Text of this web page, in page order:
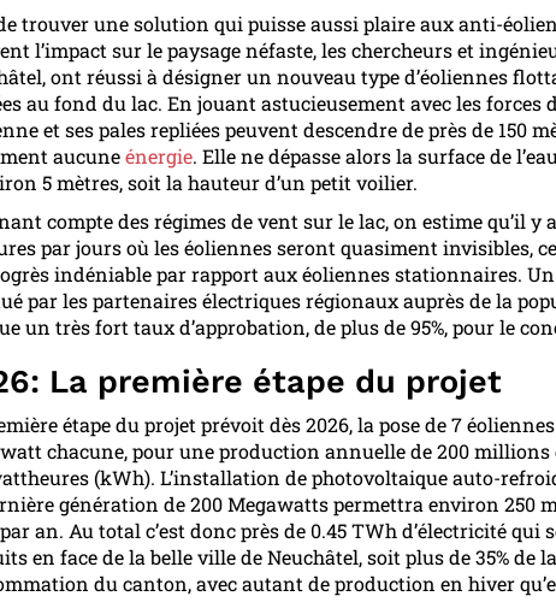
trouver une solution qui puisse aussi plaire aux anti-
l’impact sur le paysage néfaste, les chercheurs et
ont réussi à désigner un nouveau type d’éoliennes
au fond du lac. En jouant astucieusement avec les forces
et ses pales repliées peuvent descendre de près de 150
aucuneénergie. Elle ne dépasse alors la surface de
5 mètres, soit la hauteur d’un petit voilier.
compte des régimes de vent sur le lac, on estime qu’il y
par jours où les éoliennes seront quasiment invisibles,
indéniable par rapport aux éoliennes stationnaires.
par les partenaires électriques régionaux auprès de la
un très fort taux d’approbation, de plus de 95%, pour le
La première étape du projet
étape du projet prévoit dès 2026, la pose de 7 éoliennes
chacune, pour une production annuelle de 200 millions
(kWh). L’installation de photovoltaique auto-
génération de 200 Megawatts permettra environ 250
an. Au total c’est donc près de 0.45 TWh d’électricité qui
en face de la belle ville de Neuchâtel, soit plus de 35% de la
du canton, avec autant de production en hiver